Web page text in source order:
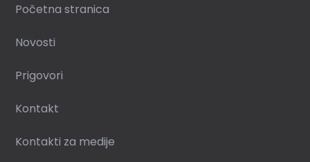
Početna stranica
Novosti
Prigovori
Kontakt
Kontakti za medije